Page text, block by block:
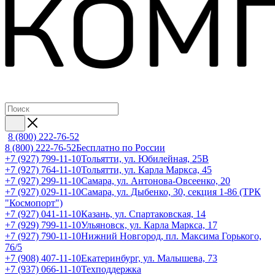
8 (800) 222-76-52
8 (800) 222-76-52Бесплатно по России
+7 (927) 799-11-10Тольятти, ул. Юбилейная, 25В
+7 (927) 764-11-10Тольятти, ул. Карла Маркса, 45
+7 (927) 299-11-10Самара, ул. Антонова-Овсеенко, 20
+7 (927) 029-11-10Самара, ул. Дыбенко, 30, секция 1-86 (ТРК
"Космопорт")
+7 (927) 041-11-10Казань, ул. Спартаковская, 14
+7 (929) 799-11-10Ульяновск, ул. Карла Маркса, 17
+7 (927) 790-11-10Нижний Новгород, пл. Максима Горького,
76/5
+7 (908) 407-11-10Екатеринбург, ул. Малышева, 73
+7 (937) 066-11-10Техподдержка